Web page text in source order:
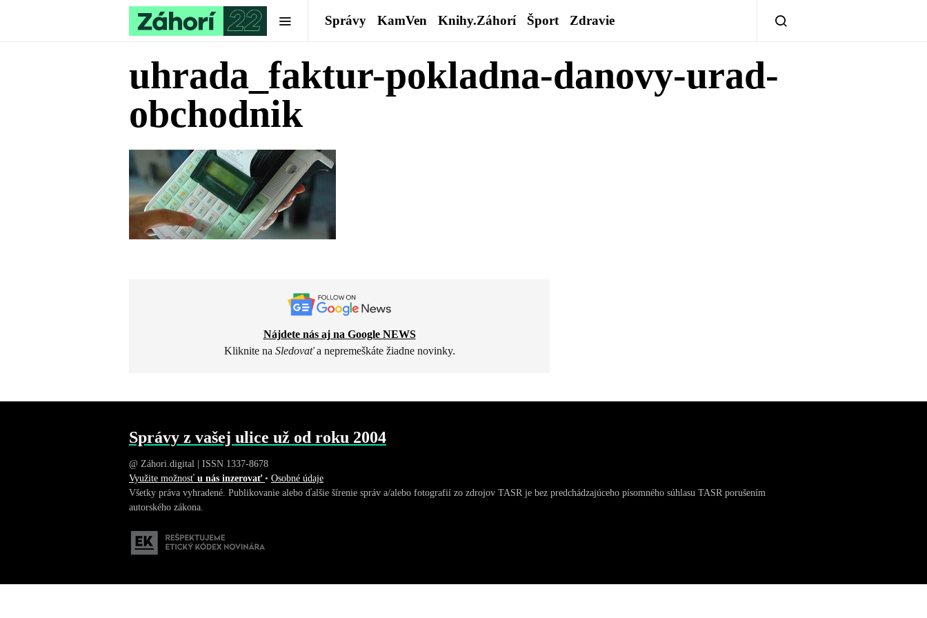
Správy KamVen Knihy.Záhorí Šport Zdravie
uhrada_faktur-pokladna-danovy-urad-
obchodnik
Nájdete nás aj na Google NEWS
Kliknite na Sledovaťa nepremeškáte žiadne novinky.
Správy z vašej ulice už od roku 2004
@ Záhori.digital | ISSN 1337-8678
Využite možnosť u nás inzerovať• Osobné údaje
Všetky práva vyhradené. Publikovanie alebo ďalšie šírenie správ a/alebo fotografií zo zdrojov TASR je bez predchádzajúceho písomného súhlasu TASR porušením
autorského zákona.